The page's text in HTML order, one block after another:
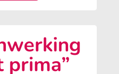
prima”